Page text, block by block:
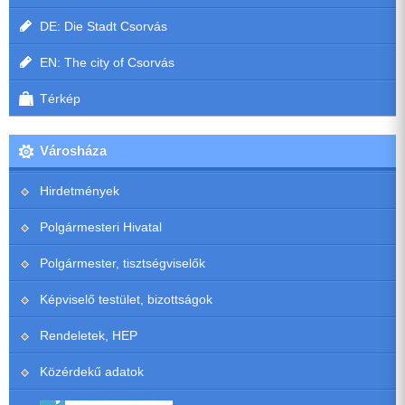
DE: Die Stadt Csorvás
EN: The city of Csorvás
Térkép
Városháza
Hirdetmények
Polgármesteri Hivatal
Polgármester, tisztségviselők
Képviselő testület, bizottságok
Rendeletek, HEP
Közérdekű adatok